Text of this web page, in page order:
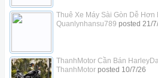
Thuê Xe Máy Sài Gòn Dễ Hơn
Quanlynhansu789 posted 21/
ThanhMotor Cần Bán
ThanhMotorposted 10/7/26